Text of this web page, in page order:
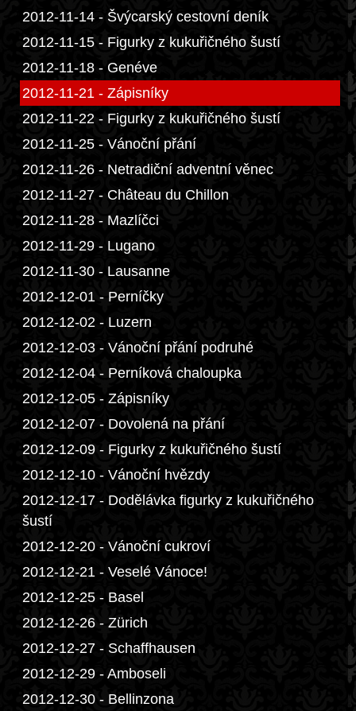
2012-11-14 - Švýcarský cestovní deník
2012-11-15 - Figurky z kukuřičného šustí
2012-11-18 - Genéve
2012-11-21 - Zápisníky
2012-11-22 - Figurky z kukuřičného šustí
2012-11-25 - Vánoční přání
2012-11-26 - Netradiční adventní věnec
2012-11-27 - Château du Chillon
2012-11-28 - Mazlíčci
2012-11-29 - Lugano
2012-11-30 - Lausanne
2012-12-01 - Perníčky
2012-12-02 - Luzern
2012-12-03 - Vánoční přání podruhé
2012-12-04 - Perníková chaloupka
2012-12-05 - Zápisníky
2012-12-07 - Dovolená na přání
2012-12-09 - Figurky z kukuřičného šustí
2012-12-10 - Vánoční hvězdy
2012-12-17 - Dodělávka figurky z kukuřičného
šustí
2012-12-20 - Vánoční cukroví
2012-12-21 - Veselé Vánoce!
2012-12-25 - Basel
2012-12-26 - Zürich
2012-12-27 - Schaffhausen
2012-12-29 - Amboseli
2012-12-30 - Bellinzona